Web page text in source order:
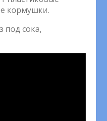
кормушки.
под сока,